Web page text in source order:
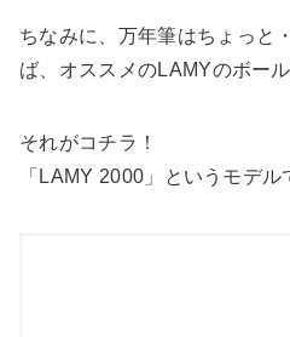
ちなみに、万年筆はちょっと
ば、オススメのLAMYのボー
それがコチラ！
「LAMY 2000」というモデル